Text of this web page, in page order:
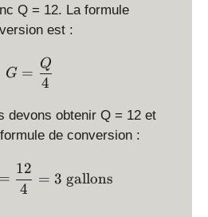
Q = 12. La formule
est :
G = \displaystyle
G =
4
Q
devons obtenir Q = 12 et
de conversion :
G = \displaystyle
=
4
12
= 3 gallons